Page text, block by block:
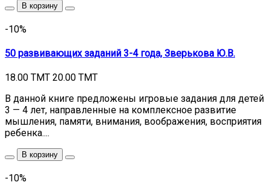
В корзину
-10%
50 развивающих заданий 3-4 года, Зверькова Ю.В.
18.00 TMT 20.00 TMT
В данной книге предложены игровые задания для детей
3 — 4 лет, направленные на комплексное развитие
мышления, памяти, внимания, воображения, восприятия
ребенка....
В корзину
-10%